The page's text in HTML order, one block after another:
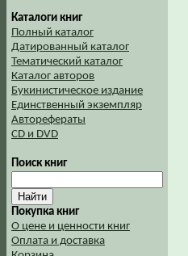
Каталоги книг
Полный каталог
Датированный каталог
Тематический каталог
Каталог авторов
Букинистическое издание
Единственный экземпляр
Авторефераты
CD и DVD
Поиск книг
Покупка книг
О цене и ценности книг
Оплата и доставка